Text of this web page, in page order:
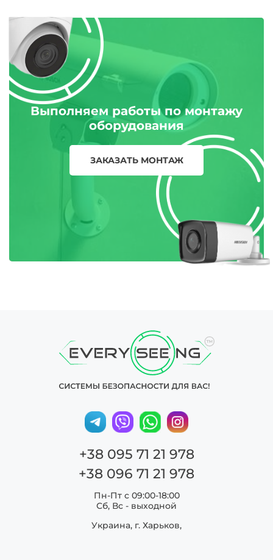
Выполняем работы по монтажу
оборудования
ЗАКАЗАТЬ МОНТАЖ
+38 095 71 21 978
+38 096 71 21 978
Пн-Пт с 09:00-18:00
Сб, Вс - выходной
Украина, г. Харьков,